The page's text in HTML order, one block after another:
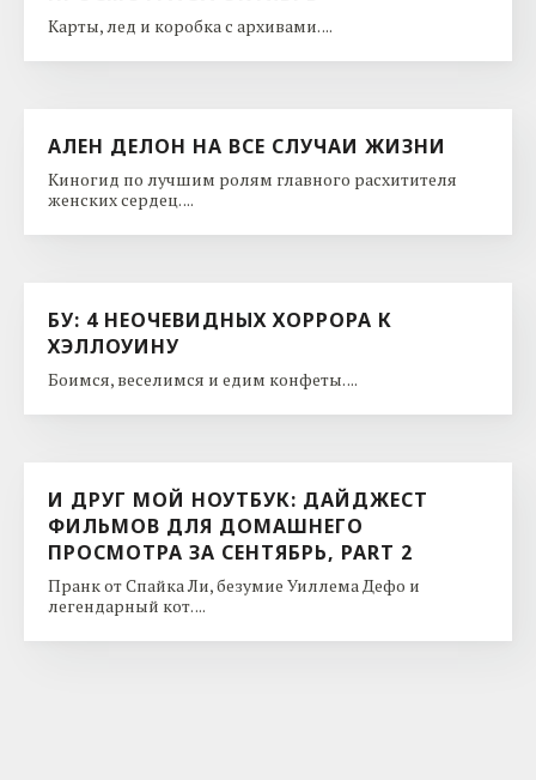
Карты, лед и коробка с архивами. ...
АЛЕН ДЕЛОН НА ВСЕ СЛУЧАИ ЖИЗНИ
Киногид по лучшим ролям главного расхитителя
женских сердец. ...
БУ: 4 НЕОЧЕВИДНЫХ ХОРРОРА К
ХЭЛЛОУИНУ
Боимся, веселимся и едим конфеты. ...
И ДРУГ МОЙ НОУТБУК: ДАЙДЖЕСТ
ФИЛЬМОВ ДЛЯ ДОМАШНЕГО
ПРОСМОТРА ЗА СЕНТЯБРЬ, PART 2
Пранк от Спайка Ли, безумие Уиллема Дефо и
легендарный кот. ...